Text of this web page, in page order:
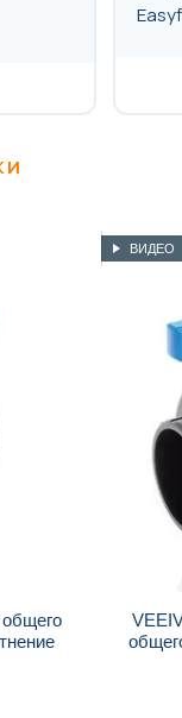
ВИДЕО